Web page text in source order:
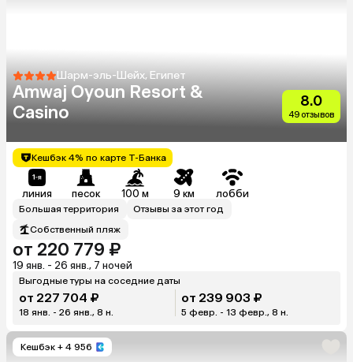
Шарм-эль-Шейх, Египет
Amwaj Oyoun Resort &
Casino
8.0
49 отзывов
Кешбэк 4% по карте Т-Банка
линия песок 100 м 9 км лобби
Большая территория
Отзывы за этот год
Собственный пляж
от 220 779 ₽
19 янв. - 26 янв., 7 ночей
Выгодные туры на соседние даты
от 227 704 ₽
18 янв. - 26 янв., 8 н.
от 239 903 ₽
5 февр. - 13 февр., 8 н.
Кешбэк + 4 956